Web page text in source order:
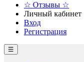
☆ Отзывы ☆
Личный кабинет
Вход
Регистрация
☰